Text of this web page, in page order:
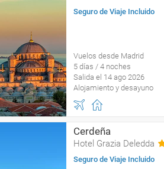
Seguro de Viaje Incluido
Vuelos desde Madrid
5 días / 4 noches
Salida el 14 ago 2026
Alojamiento y desayuno
Cerdeña
Hotel Grazia Deledda
Seguro de Viaje Incluido